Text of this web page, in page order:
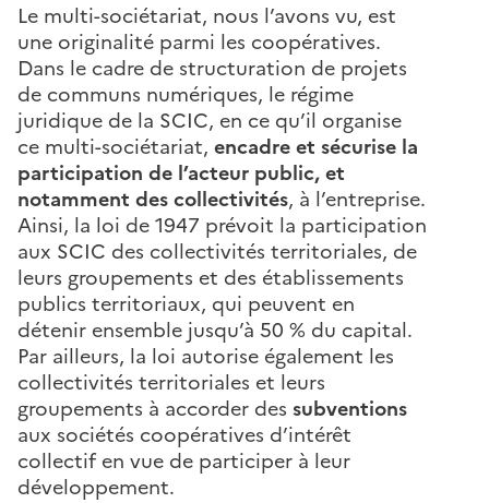
Le multi-sociétariat, nous l’avons vu, est
une originalité parmi les coopératives.
Dans le cadre de structuration de projets
de communs numériques, le régime
juridique de la SCIC, en ce qu’il organise
ce multi-sociétariat, encadre et sécurise la
participation de l’acteur public, et
notamment des collectivités, à l’entreprise.
Ainsi, la loi de 1947 prévoit la participation
aux SCIC des collectivités territoriales, de
leurs groupements et des établissements
publics territoriaux, qui peuvent en
détenir ensemble jusqu’à 50 % du capital.
Par ailleurs, la loi autorise également les
collectivités territoriales et leurs
groupements à accorder des subventions
aux sociétés coopératives d’intérêt
collectif en vue de participer à leur
développement.